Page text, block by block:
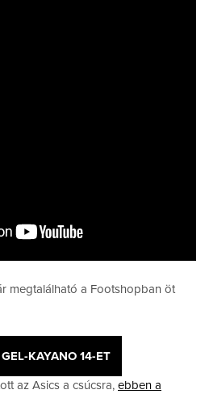
megtalálható a Footshopban öt
KAYANO 14-ET
az Asics a csúcsra, ebben a